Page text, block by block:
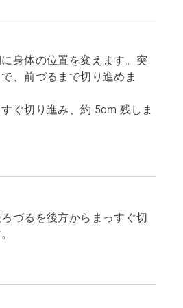
身体の位置を変えます。突
、前づるまで切り進めま
ぐ切り進み、約 5cm 残しま
づるを後方からまっすぐ切